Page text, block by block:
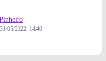
31/05/2022, 14:40